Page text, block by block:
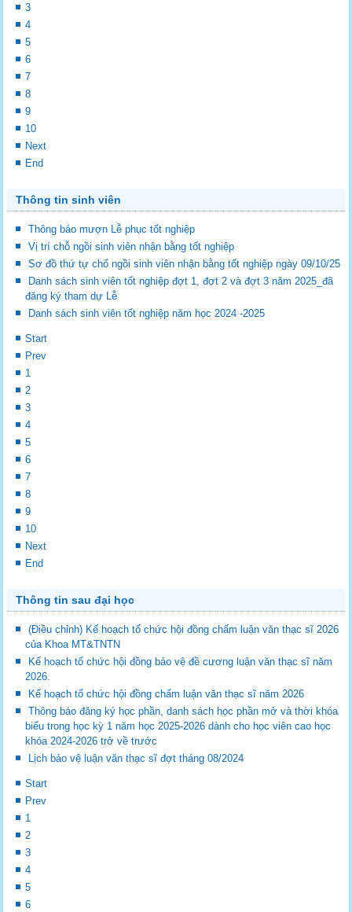
3
4
5
6
7
8
9
10
Next
End
Thông tin sinh viên
Thông báo mượn Lễ phục tốt nghiệp
Vị trí chỗ ngồi sinh viên nhận bằng tốt nghiệp
Sơ đồ thứ tự chổ ngồi sinh viên nhận bằng tốt nghiệp ngày 09/10/25
Danh sách sinh viên tốt nghiệp đợt 1, đợt 2 và đợt 3 năm 2025_đã
đăng ký tham dự Lễ
Danh sách sinh viên tốt nghiệp năm học 2024 -2025
Start
Prev
1
2
3
4
5
6
7
8
9
10
Next
End
Thông tin sau đại học
(Điều chỉnh) Kế hoạch tổ chức hội đồng chấm luận văn thạc sĩ 2026
của Khoa MT&TNTN
Kế hoạch tổ chức hội đồng bảo vệ đề cương luận văn thạc sĩ năm
2026.
Kế hoạch tổ chức hội đồng chấm luận văn thạc sĩ năm 2026
Thông báo đăng ký học phần, danh sách học phần mở và thời khóa
biểu trong học kỳ 1 năm học 2025-2026 dành cho học viên cao học
khóa 2024-2026 trở về trước
Lịch bảo vệ luận văn thạc sĩ đợt tháng 08/2024
Start
Prev
1
2
3
4
5
6